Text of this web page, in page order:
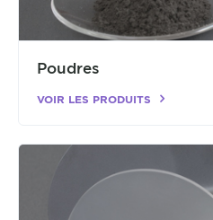
Poudres
VOIR LES PRODUITS